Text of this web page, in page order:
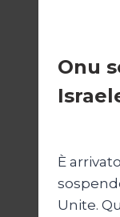
Onu
È
Unite.